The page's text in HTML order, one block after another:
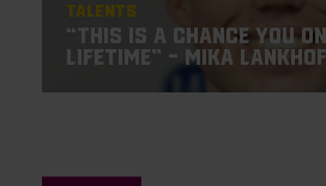
Talents
“This is a chance you
lifetime” – Mika Lankhof